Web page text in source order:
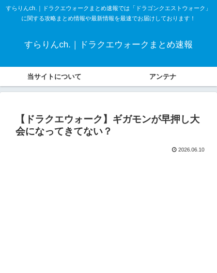
すらりんch.｜ドラクエウォークまとめ速報では「ドラゴンクエストウォーク」
に関する攻略まとめ情報や最新情報を最速でお届けしております！
すらりんch.｜ドラクエウォークまとめ速報
当サイトについて アンテナ
【ドラクエウォーク】ギガモンが早押し大
会になってきてない？
2026.06.10